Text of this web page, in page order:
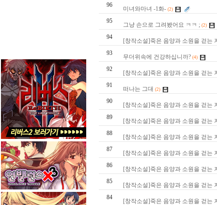
96
미녀와마녀 -1화- (2)
95
그냥 손으로 그려봤어요 ㅋㅋ ; (2)
94
[창작소설]죽은 음양과 소원을 걷는
93
무더위속에 건강하십니까? (4)
92
[창작소설]죽은 음양과 소원을 걷는
91
떠나는 그대 (2)
90
[창작소설]죽은 음양과 소원을 걷는
89
[창작소설]죽은 음양과 소원을 걷는
88
[창작소설]죽은 음양과 소원을 걷는
87
[창작소설]죽은 음양과 소원을 걷는
86
[창작소설]죽은 음양과 소원을 걷는
85
[창작소설]죽은 음양과 소원을 걷는
84
[창작소설]죽은 음양과 소원을 걷는